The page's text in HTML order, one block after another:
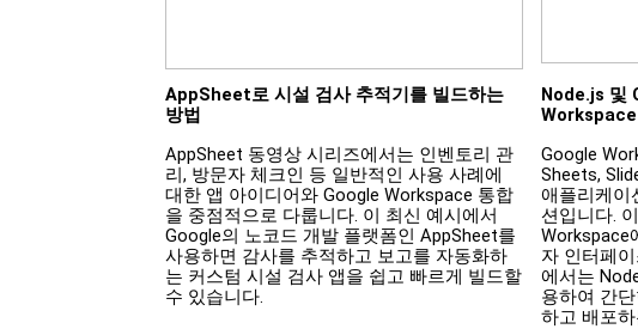
AppSheet로 시설 검사 추적기를 빌드하는
방법
AppSheet 동영상 시리즈에서는 인벤토리 관
리, 방문자 체크인 등 일반적인 사용 사례에
대한 앱 아이디어와 Google Workspace 통합
을 중점적으로 다룹니다. 이 최신 예시에서
Google의 노코드 개발 플랫폼인 AppSheet를
사용하면 감사를 추적하고 보고를 자동화하
는 커스텀 시설 검사 앱을 쉽고 빠르게 빌드할
수 있습니다.
Node.js 및
Google
Sheets,
애플리케이
션입니다.
Workspace
자 인터페
에서는
용하여 간
하고 배포